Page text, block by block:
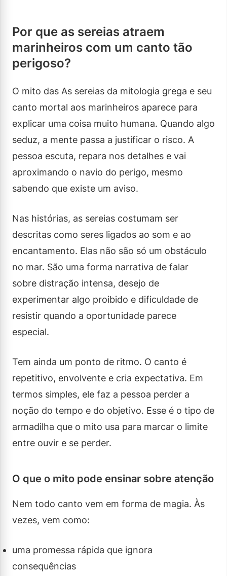
Por que as sereias atraem
marinheiros com um canto tão
perigoso?
O mito das As sereias da mitologia grega e seu
canto mortal aos marinheiros aparece para
explicar uma coisa muito humana. Quando algo
seduz, a mente passa a justificar o risco. A
pessoa escuta, repara nos detalhes e vai
aproximando o navio do perigo, mesmo
sabendo que existe um aviso.
Nas histórias, as sereias costumam ser
descritas como seres ligados ao som e ao
encantamento. Elas não são só um obstáculo
no mar. São uma forma narrativa de falar
sobre distração intensa, desejo de
experimentar algo proibido e dificuldade de
resistir quando a oportunidade parece
especial.
Tem ainda um ponto de ritmo. O canto é
repetitivo, envolvente e cria expectativa. Em
termos simples, ele faz a pessoa perder a
noção do tempo e do objetivo. Esse é o tipo de
armadilha que o mito usa para marcar o limite
entre ouvir e se perder.
O que o mito pode ensinar sobre atenção
Nem todo canto vem em forma de magia. Às
vezes, vem como:
uma promessa rápida que ignora
consequências